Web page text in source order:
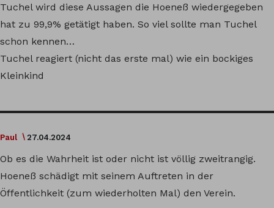
Tuchel wird diese Aussagen die Hoeneß wiedergegeben
hat zu 99,9% getätigt haben. So viel sollte man Tuchel
schon kennen…
Tuchel reagiert (nicht das erste mal) wie ein bockiges
Kleinkind
Paul 27.04.2024
Ob es die Wahrheit ist oder nicht ist völlig zweitrangig.
Hoeneß schädigt mit seinem Auftreten in der
Öffentlichkeit (zum wiederholten Mal) den Verein.